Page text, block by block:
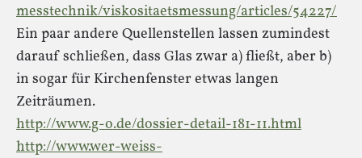
messtechnik/viskositaetsmessung/articles/54227/
Ein paar andere Quellenstellen lassen zumindest
darauf schließen, dass Glas zwar a) fließt, aber b)
in sogar für Kirchenfenster etwas langen
Zeiträumen.
http://www.g-o.de/dossier-detail-181-11.html
http://www.wer-weiss-